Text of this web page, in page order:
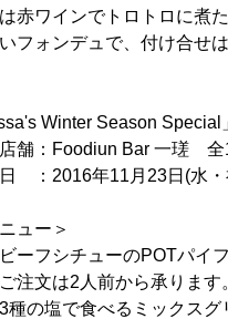
赤ワインでトロトロに煮
フォンデュで、付け合せ
Winter Season Special
舗：Foodiun Bar 一瑳 全
：2016年11月23日(水・
ュー＞
ビーフシチューのPOTパイ
文は2人前から承ります
3種の塩で食べるミックス